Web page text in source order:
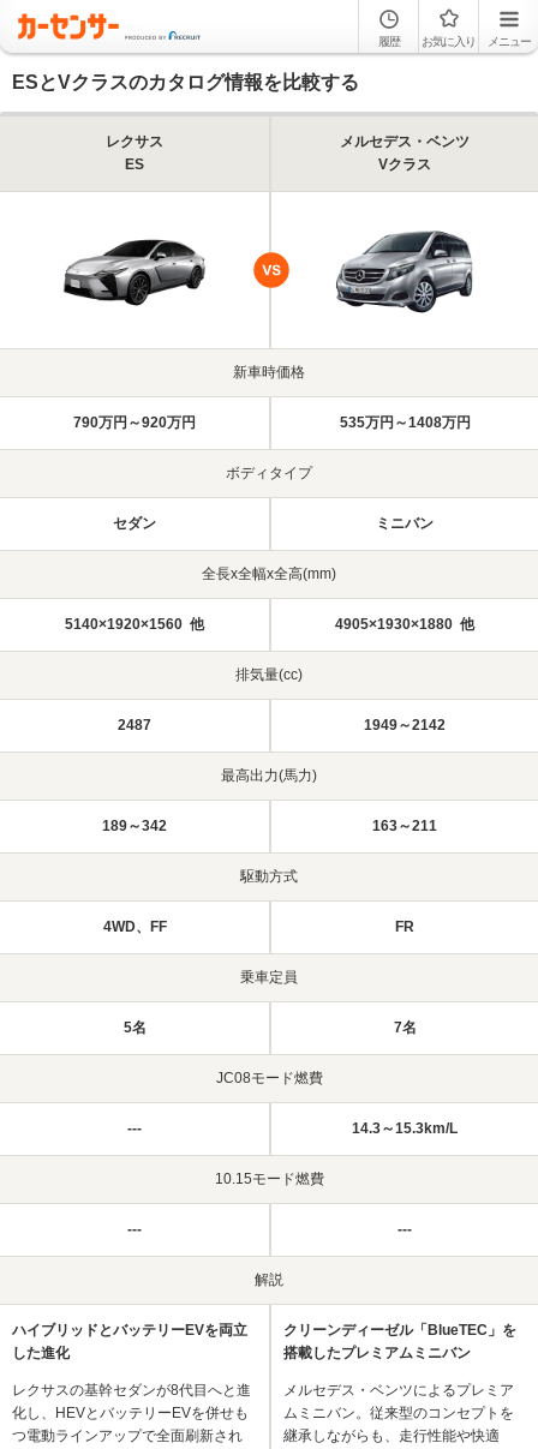
履歴 お気に入り メニュー
ESとVクラスのカタログ情報を比較する
レクサス
ES
メルセデス・ベンツ
Vクラス
新車時価格
790万円～920万円 535万円～1408万円
ボディタイプ
セダン ミニバン
全長x全幅x全高(mm)
5140×1920×1560 他 4905×1930×1880 他
排気量(cc)
2487 1949～2142
最高出力(馬力)
189～342 163～211
駆動方式
4WD、FF FR
乗車定員
5名 7名
JC08モード燃費
--- 14.3～15.3km/L
10.15モード燃費
--- ---
解説
ハイブリッドとバッテリーEVを両立
した進化
レクサスの基幹セダンが8代目へと進
化し、HEVとバッテリーEVを併せも
つ電動ラインアップで全面刷新され
クリーンディーゼル「BlueTEC」を
搭載したプレミアムミニバン
メルセデス・ベンツによるプレミア
ムミニバン。従来型のコンセプトを
継承しながらも、走行性能や快適